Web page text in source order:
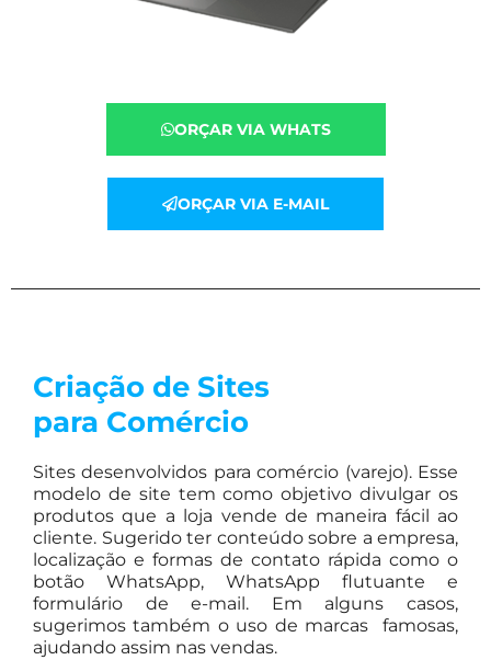
ORÇAR VIA WHATS
ORÇAR VIA E-MAIL
Criação de Sites
para Comércio
Sites desenvolvidos para comércio (varejo). Esse
modelo de site tem como objetivo divulgar os
produtos que a loja vende de maneira fácil ao
cliente. Sugerido ter conteúdo sobre a empresa,
localização e formas de contato rápida como o
botão WhatsApp, WhatsApp flutuante e
formulário de e-mail. Em alguns casos,
sugerimos também o uso de marcas famosas,
ajudando assim nas vendas.